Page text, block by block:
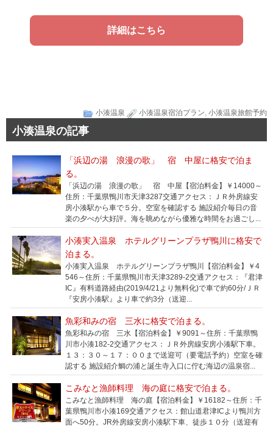
詳細はこちら
小湊温泉 小湊温泉宿泊プラン 小湊温泉旅館予約
小湊温泉の記事
「浜辺の湯 浪漫の歌」 宿 中屋に格安で泊ま
る。
「浜辺の湯 浪漫の歌」 宿 中屋【宿泊料金】￥14000～
住所：千葉県鴨川市天津3287交通アクセス：ＪＲ外房線安
房小湊駅から車で５分。空室を確認する 施設紹介毎日の音
楽の夕べが大好評。海を眺めながら優雅な時間をお過ごし...
小湊実入温泉 ホテルグリーンプラザ鴨川に格安で
泊まる。
小湊実入温泉 ホテルグリーンプラザ鴨川【宿泊料金】￥4
546～住所：千葉県鴨川市天津3289-2交通アクセス：『君津
IC』有料道路経由(2019/4/21より無料化)で車で約60分/ＪＲ
『安房小湊駅』より車で約3分（送迎...
魚彩和みの宿 三水に格安で泊まる。
魚彩和みの宿 三水【宿泊料金】￥9091～住所：千葉県鴨
川市小湊182-2交通アクセス：ＪＲ外房線安房小湊駅下車。
１３：３０～１７：００まで送迎可（要電話予約）空室を確
認する 施設紹介鯛の浦と誕生寺入口に佇む海辺の温泉宿...
こみなと漁師料理 海の庭に格安で泊まる。
こみなと漁師料理 海の庭【宿泊料金】￥16182～住所：千
葉県鴨川市小湊169交通アクセス：館山道君津ICより鴨川方
面へ50分。JR外房線安房小湊駅下車、徒歩１０分（送迎有